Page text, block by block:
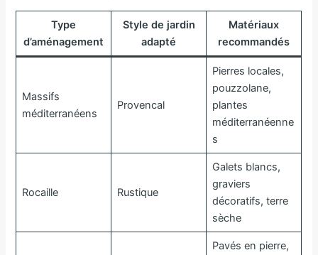
Type
d’aménagement
Style de jardin
adapté
Matériaux
recommandés
Massifs
méditerranéens
Provencal
Pierres locales,
pouzzolane,
plantes
méditerranéenne
s
Rocaille Rustique
Galets blancs,
graviers
décoratifs, terre
sèche
Pavés en pierre,